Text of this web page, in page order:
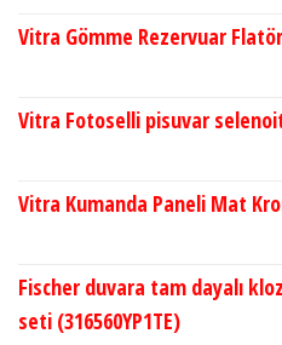
Vitra Gömme Rezervuar
Vitra Fotoselli pisuvar
Vitra Kumanda Paneli Mat
Fischer duvara tam dayalı
seti (316560YP1TE)